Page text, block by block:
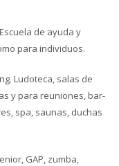
Escuela de ayuda y
para individuos.
Ludoteca, salas de
y para reuniones, bar-
spa, saunas, duchas
GAP, zumba,